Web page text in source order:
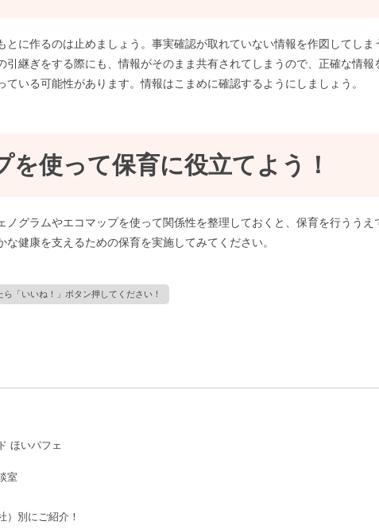
に作るのは止めましょう。事実確認が取れていない情報を作図してしま
継ぎをする際にも、情報がそのまま共有されてしまうので、正確な情報
いる可能性があります。情報はこまめに確認するようにしましょう。
使って保育に役立てよう！
グラムやエコマップを使って関係性を整理しておくと、保育を行ううえ
健康を支えるための保育を実施してみてください。
ほいパフェ
室
）別にご紹介！